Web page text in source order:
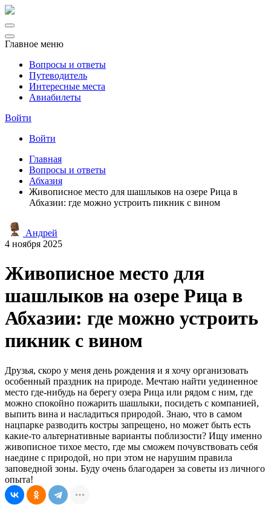
Главное меню
Вопросы и ответы
Путеводитель
Интересные места
Авиабилеты
Войти
Войти
Главная
Вопросы и ответы
Абхазия
Живописное место для шашлыков на озере Рица в
Абхазии: где можно устроить пикник с вином
Андрей
4 ноября 2025
Живописное место для
шашлыков на озере Рица в
Абхазии: где можно устроить
пикник с вином
Друзья, скоро у меня день рождения и я хочу организовать
особенный праздник на природе. Мечтаю найти уединенное
место где-нибудь на берегу озера Рица или рядом с ним, где
можно спокойно пожарить шашлыки, посидеть с компанией,
выпить вина и насладиться природой. Знаю, что в самом
нацпарке разводить костры запрещено, но может быть есть
какие-то альтернативные варианты поблизости? Ищу именно
живописное тихое место, где мы сможем почувствовать себя
наедине с природой, но при этом не нарушим правила
заповедной зоны. Буду очень благодарен за советы из личного
опыта!